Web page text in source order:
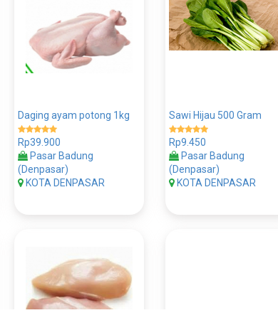
Daging ayam potong 1kg
Rp39.900
Pasar Badung
(Denpasar)
KOTA DENPASAR
Sawi Hijau 500 Gram
Rp9.450
Pasar Badung
(Denpasar)
KOTA DENPASAR